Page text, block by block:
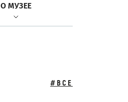
О МУЗЕЕ
#ВСЕ